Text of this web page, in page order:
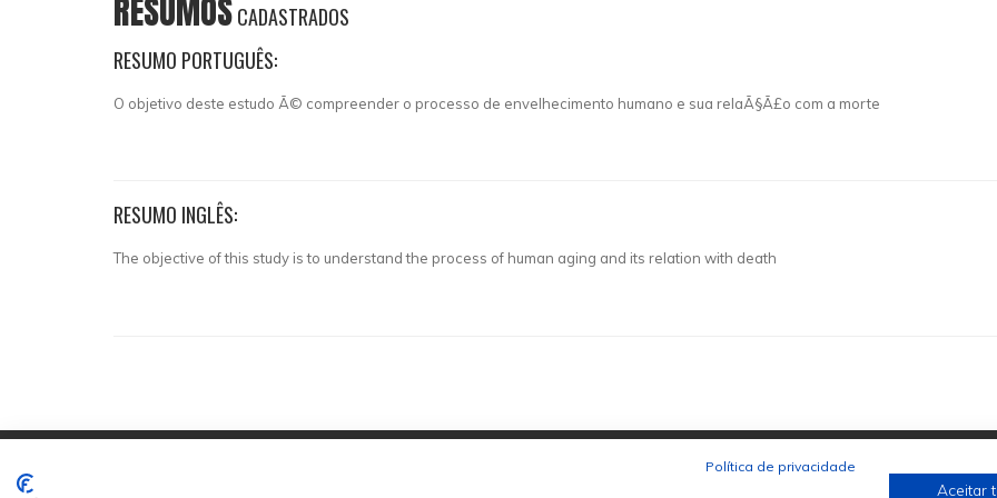
RESUMOSCADASTRADOS
RESUMO PORTUGUÊS:
O objetivo deste estudo Ã© compreender o processo de envelhecimento humano e sua relaÃ§Ã£o com a morte
RESUMO INGLÊS:
The objective of this study is to understand the process of human aging and its relation with death
Política de privacidade
Aceitar